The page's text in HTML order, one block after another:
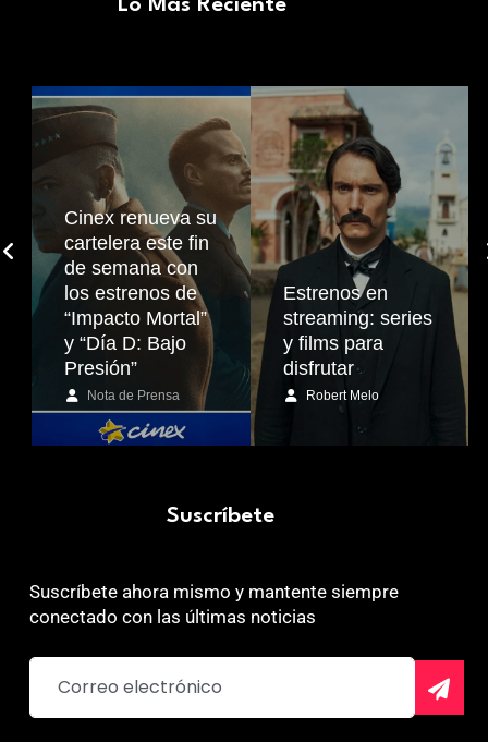
Lo Más Reciente
Cinex renueva su
cartelera este fin
de semana con
los estrenos de
“Impacto Mortal”
y “Día D: Bajo
Presión”
Nota de Prensa
Estrenos en
streaming: series
y films para
disfrutar
Robert Melo
Suscríbete
Suscríbete ahora mismo y mantente siempre
conectado con las últimas noticias